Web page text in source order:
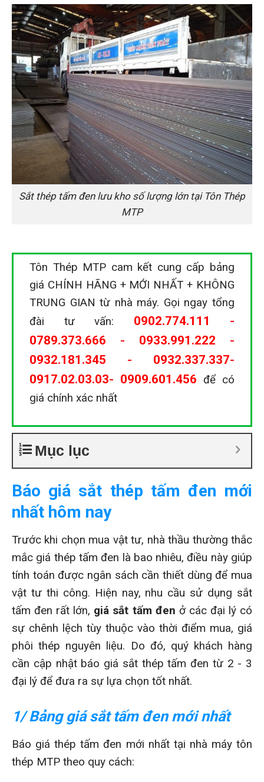
Sắt thép tấm đen lưu kho số lượng lớn tại Tôn Thép
MTP
Tôn Thép MTP cam kết cung cấp bảng
giá CHÍNH HÃNG + MỚI NHẤT + KHÔNG
TRUNG GIAN từ nhà máy. Gọi ngay tổng
đài tư vấn: 0902.774.111
-
0789.373.666 - 0933.991.222 -
0932.181.345 - 0932.337.337-
0917.02.03.03- 0909.601.456 để có
giá chính xác nhất
Mục lục
Báo giá sắt thép tấm đen mới
nhất hôm nay
Trước khi chọn mua vật tư, nhà thầu thường thắc
mắc giá thép tấm đen là bao nhiêu, điều này giúp
tính toán được ngân sách cần thiết dùng để mua
vật tư thi công. Hiện nay, nhu cầu sử dụng sắt
tấm đen rất lớn, giá sắt tấm đen ở các đại lý có
sự chênh lệch tùy thuộc vào thời điểm mua, giá
phôi thép nguyên liệu. Do đó, quý khách hàng
cần cập nhật báo giá sắt thép tấm đen từ 2 - 3
đại lý để đưa ra sự lựa chọn tốt nhất.
1/ Bảng giá sắt tấm đen mới nhất
Báo giá thép tấm đen mới nhất tại nhà máy tôn
thép MTP theo quy cách: